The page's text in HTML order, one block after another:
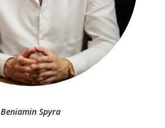
Beniamin Spyra